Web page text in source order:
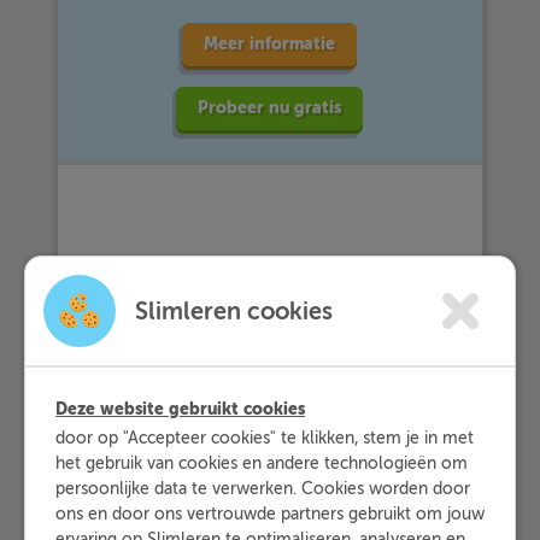
Meer informatie
Probeer nu gratis
In het Engels kennen we meer
betrekkelijke voornaamwoorden
namelijk:who ,which,that,whose,
whom en where.
who/that: als je wilt verwijzen naar
personen
Slimleren cookies
Deze website gebruikt cookies
door op "Accepteer cookies" te klikken, stem je in met
het gebruik van cookies en andere technologieën om
persoonlijke data te verwerken. Cookies worden door
ons en door ons vertrouwde partners gebruikt om jouw